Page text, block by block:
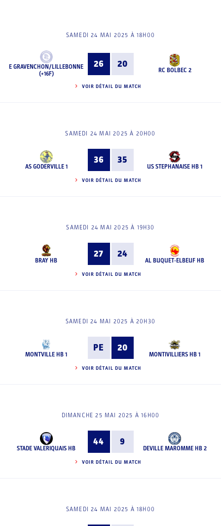
SAMEDI 24 MAI 2025 À 18H00
E GRAVENCHON/LILLEBONNE
(+16F)
26 20
RC BOLBEC 2
VOIR DÉTAIL DU MATCH
SAMEDI 24 MAI 2025 À 20H00
AS GODERVILLE 1
36 35
US STEPHANAISE HB 1
VOIR DÉTAIL DU MATCH
SAMEDI 24 MAI 2025 À 19H30
BRAY HB
27 24
AL BUQUET-ELBEUF HB
VOIR DÉTAIL DU MATCH
SAMEDI 24 MAI 2025 À 20H30
MONTVILLE HB 1
PE 20
MONTIVILLIERS HB 1
VOIR DÉTAIL DU MATCH
DIMANCHE 25 MAI 2025 À 16H00
STADE VALERIQUAIS HB
44 9
DEVILLE MAROMME HB 2
VOIR DÉTAIL DU MATCH
SAMEDI 24 MAI 2025 À 18H00